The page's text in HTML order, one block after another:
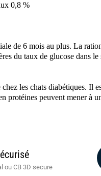
0,8 %
de 6 mois au plus. La
du taux de glucose dans
les chats diabétiques.
protéines peuvent mener à
ou CB 3D secure